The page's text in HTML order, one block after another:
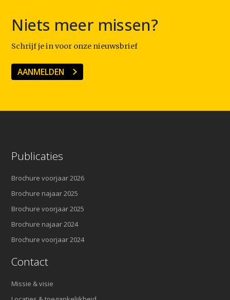
Niets meer missen?
Schrijf je in voor onze nieuwsbrief
AANMELDEN
Publicaties
Brochure voorjaar 2026
Brochure najaar 2025
Brochure voorjaar 2025
Brochure najaar 2024
Brochure voorjaar 2024
Contact
Missie & visie